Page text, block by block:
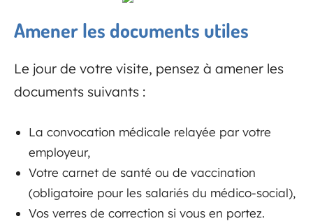
Amener les documents utiles
Le jour de votre visite, pensez à amener les
documents suivants :
La convocation médicale relayée par votre
employeur,
Votre carnet de santé ou de vaccination
(obligatoire pour les salariés du médico-social),
Vos verres de correction si vous en portez.